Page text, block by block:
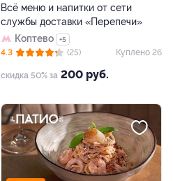
Всё меню и напитки от сети
службы доставки «Перепечи»
Коптево
+5
скидка 50% за 200 руб.
4.3 (25) Куплено 26